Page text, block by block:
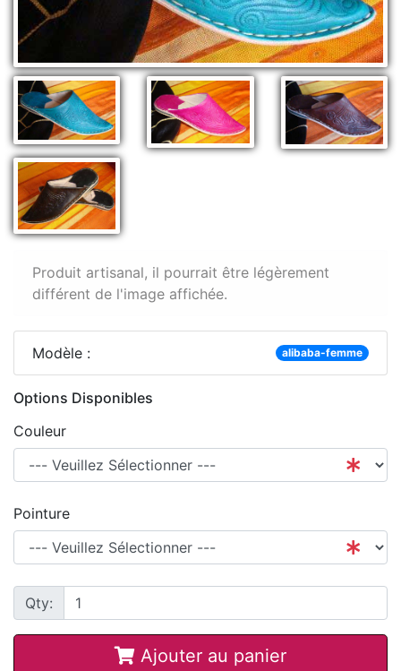
Produit artisanal, il pourrait être légèrement
différent de l'image affichée.
Modèle : alibaba-femme
Options Disponibles
Couleur
Pointure
Qty:
Ajouter au panier